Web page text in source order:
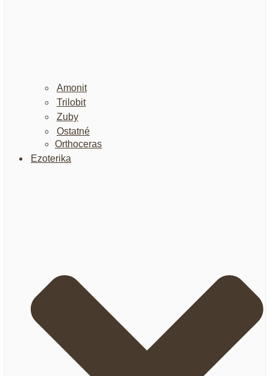
Amonit
Trilobit
Zuby
Ostatné
Orthoceras
Ezoterika